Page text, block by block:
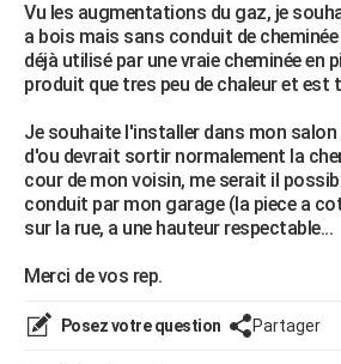
Guides de France
Escapades
Patrimoine
Expositions
Musées
Week-end nature
+LIFESTYLE
Art de vivre
Bien-être
Loisirs
Mode
Modes de vie
SANTE
Alimentation
Guide de la santé
Maladies
Médicaments
Sommeil
VOYAGE
Destinations
City break
Voyage nature
Voyage de noces
Forum
Climat
+PHOTO
GUIDES D'ACHAT
BONS PLANS
CARTE DE VOEUX
Vu les augmentations du gaz, je
a bois mais sans conduit de
déjà utilisé par une vraie cheminée en
produit que tres peu de chaleur et est
Je souhaite l'installer dans mon
d'ou devrait sortir normalement la
cour de mon voisin, me serait il
conduit par mon garage (la piece a
sur la rue, a une hauteur respectable...
Merci de vos rep.
Posez votre question Partager